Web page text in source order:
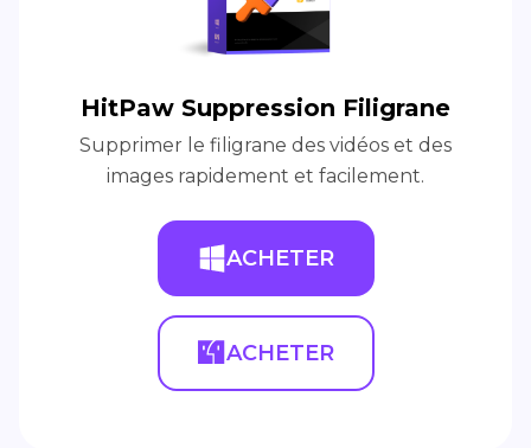
HitPaw Suppression Filigrane
Supprimer le filigrane des vidéos et des
images rapidement et facilement.
ACHETER
ACHETER